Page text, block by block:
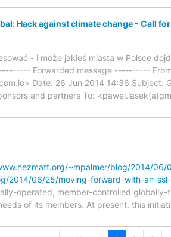
Hack against climate change - Call
- i może jakieś miasta w Polsce
Forwarded message ----------
Date: 26 Jun 2014 14:36 Subject:
and partners To:
~mpalmer/blog/2014/
2014/06/25/moving-forward-with-an-
operated, member-controlled
of its members. At present, this